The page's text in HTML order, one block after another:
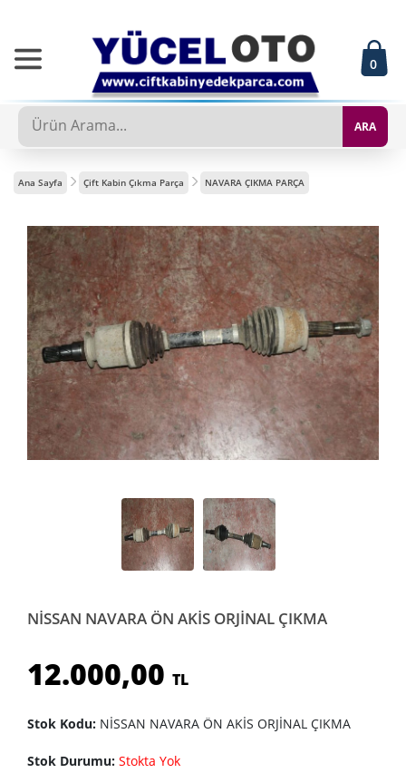
0
ARA
Ana Sayfa Çift Kabin Çıkma Parça NAVARA ÇIKMA PARÇA
NİSSAN NAVARA ÖN AKİS ORJİNAL ÇIKMA
12.000,00 TL
Stok Kodu: NİSSAN NAVARA ÖN AKİS ORJİNAL ÇIKMA
Stok Durumu: Stokta Yok